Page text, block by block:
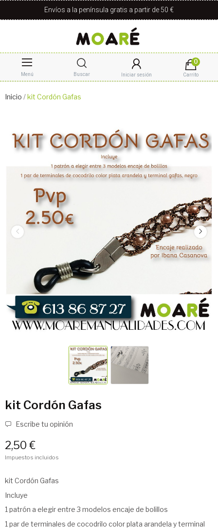
Envíos a la península gratis a partir de 50 €
Menú Buscar Iniciar sesión
0
Carrito
Inicio kit Cordón Gafas
kit Cordón Gafas
Escribe tu opinión
2,50 €
Impuestos incluidos
kit Cordón Gafas
Incluye
1 patrón a elegir entre 3 modelos encaje de bolillos
1 par de terminales de cocodrilo color plata arandela y terminal